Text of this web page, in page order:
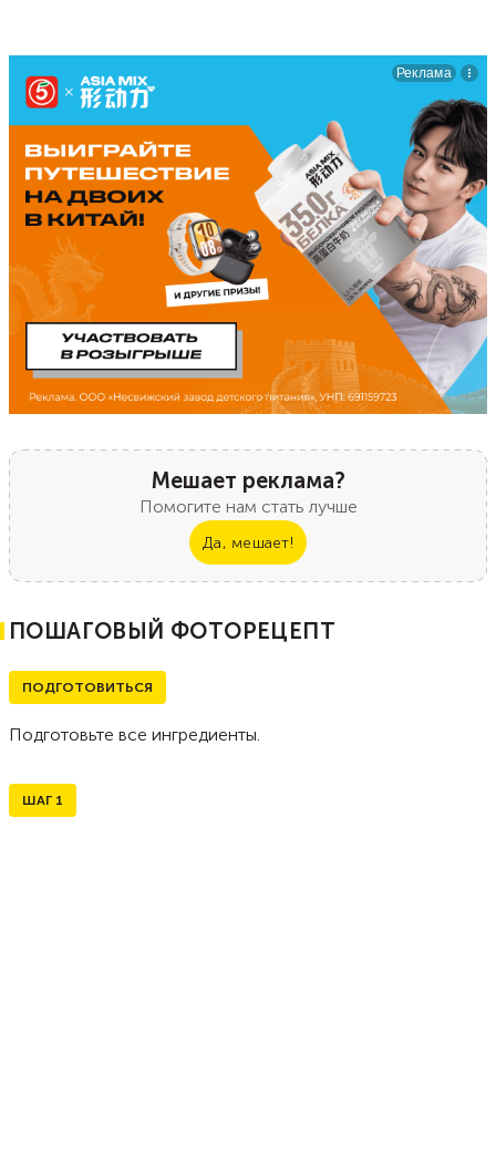
Мешает реклама?
Помогите нам стать лучше
Да, мешает!
ПОШАГОВЫЙ ФОТОРЕЦЕПТ
ПОДГОТОВИТЬСЯ
Подготовьте все ингредиенты.
ШАГ 1